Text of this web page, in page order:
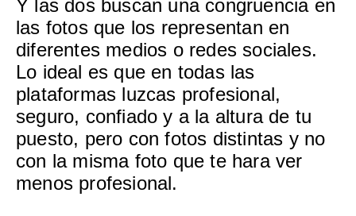
Y las dos buscan una congruencia en
las fotos que los representan en
diferentes medios o redes sociales.
Lo ideal es que en todas las
plataformas luzcas profesional,
seguro, confiado y a la altura de tu
puesto, pero con fotos distintas y no
con la misma foto que te hara ver
menos profesional.